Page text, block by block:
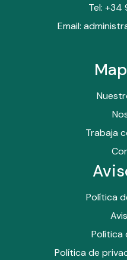
Tel: +34
Email:
Trabaja
Política
Política
Política de